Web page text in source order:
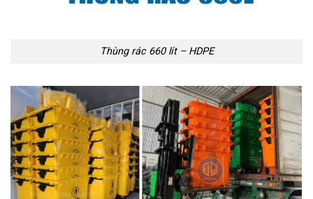
Thùng rác 660 lít – HDPE